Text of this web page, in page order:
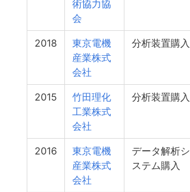
術協力協
会
2018
東京電機
産業株式
会社
分析装置購入
2015
竹田理化
工業株式
会社
分析装置購入
2016
東京電機
産業株式
会社
データ解析シ
ステム購入